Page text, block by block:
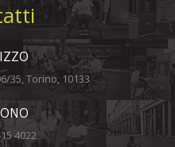
35, Torino, 10133
4022